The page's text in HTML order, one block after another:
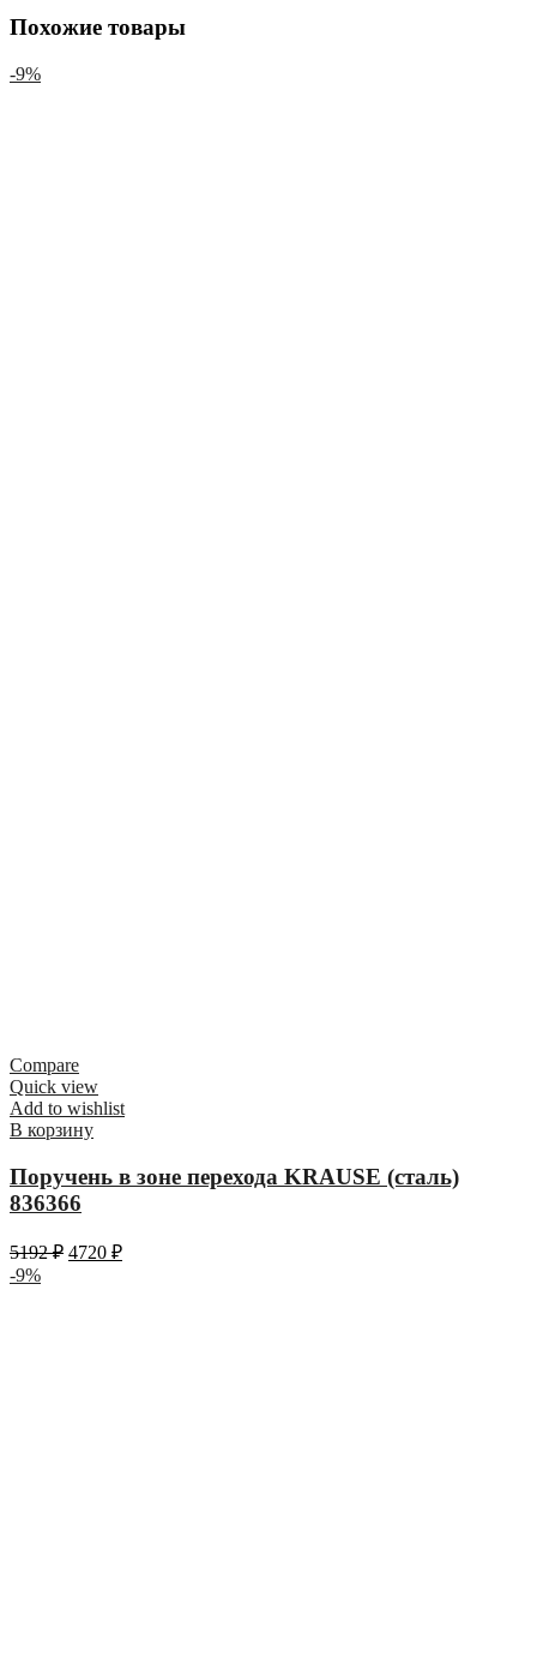
Похожие товары
-9%
Compare
Quick view
Add to wishlist
В корзину
Поручень в зоне перехода KRAUSE (сталь)
836366
5192₽ 4720 ₽
-9%